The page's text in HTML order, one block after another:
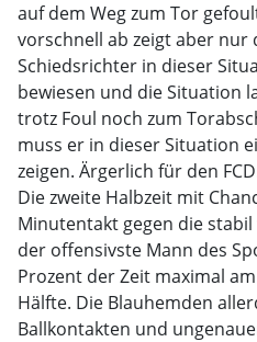
auf dem Weg zum Tor
vorschnell ab zeigt aber nur
Schiedsrichter in dieser
bewiesen und die Situation
trotz Foul noch zum
muss er in dieser Situation
zeigen. Ärgerlich für den
Die zweite Halbzeit mit
Minutentakt gegen die
der offensivste Mann des
Prozent der Zeit maximal
Hälfte. Die Blauhemden
Ballkontakten und